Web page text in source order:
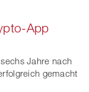
App
Jahre nach
gemacht